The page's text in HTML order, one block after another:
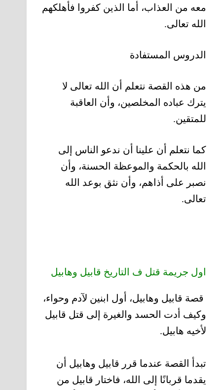
معه من العذاب، أما الذين كفروا فأهلكهم
الله تعالى.
الدروس المستفادة
من هذه القصة نتعلم أن الله تعالى لا
يترك عباده المخلصين، وأن العاقبة
للمتقين.
كما نتعلم أن علينا أن ندعو الناس إلى
الله بالحكمة والموعظة الحسنة، وأن
نصبر على أذاهم، وأن نثق بوعد الله
تعالى.
اول جريمة قتل ف التاريخ قابيل وهابيل
قصة قابيل وهابيل، أول ابنين لآدم وحواء،
وكيف أدت الحسد والغيرة إلى قتل قابيل
لأخيه هابيل.
تبدأ القصة عندما قرر قابيل وهابيل أن
يقدما قربانًا إلى الله، فاختار قابيل من